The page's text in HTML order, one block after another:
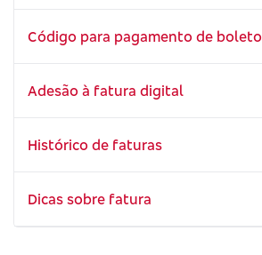
Código para pagamento de boleto
Adesão à fatura digital
Histórico de faturas
Dicas sobre fatura